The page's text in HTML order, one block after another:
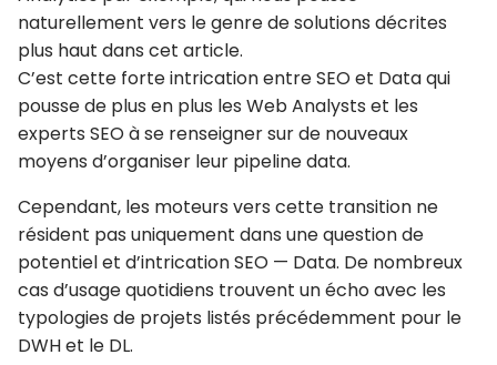
naturellement vers le genre de solutions décrites
plus haut dans cet article.
C’est cette forte intrication entre SEO et Data qui
pousse de plus en plus les Web Analysts et les
experts SEO à se renseigner sur de nouveaux
moyens d’organiser leur pipeline data.
Cependant, les moteurs vers cette transition ne
résident pas uniquement dans une question de
potentiel et d’intrication SEO — Data. De nombreux
cas d’usage quotidiens trouvent un écho avec les
typologies de projets listés précédemment pour le
DWH et le DL.